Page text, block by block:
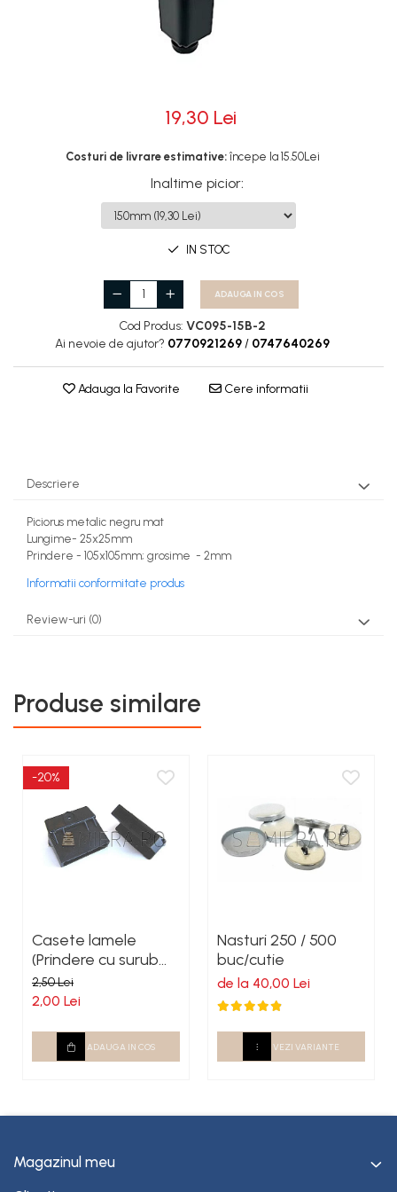
19,30 Lei
Costuri de livrare estimative: începe la 15.50Lei
Inaltime picior:
IN STOC
ADAUGA IN COS
Cod Produs: VC095-15B-2
Ai nevoie de ajutor? 0770921269 / 0747640269
Adauga la Favorite Cere informatii
Descriere
Piciorus metalic negru mat
Lungime- 25x25mm
Prindere - 105x105mm; grosime - 2mm
Informatii conformitate produs
Review-uri (0)
Produse similare
-20%
Casete lamele
(Prindere cu surub
autoforant)
2,50 Lei
2,00 Lei
ADAUGA IN COS
Nasturi 250 / 500
buc/cutie
de la 40,00 Lei
VEZI VARIANTE
Magazinul meu